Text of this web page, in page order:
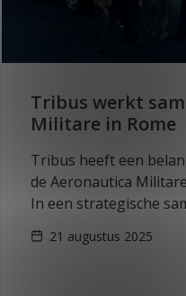
Tribus werkt
Militare in Rome
Tribus heeft een
de Aeronautica
In een strategische
partner MARINEX
elektrische,
21 augustus 2025